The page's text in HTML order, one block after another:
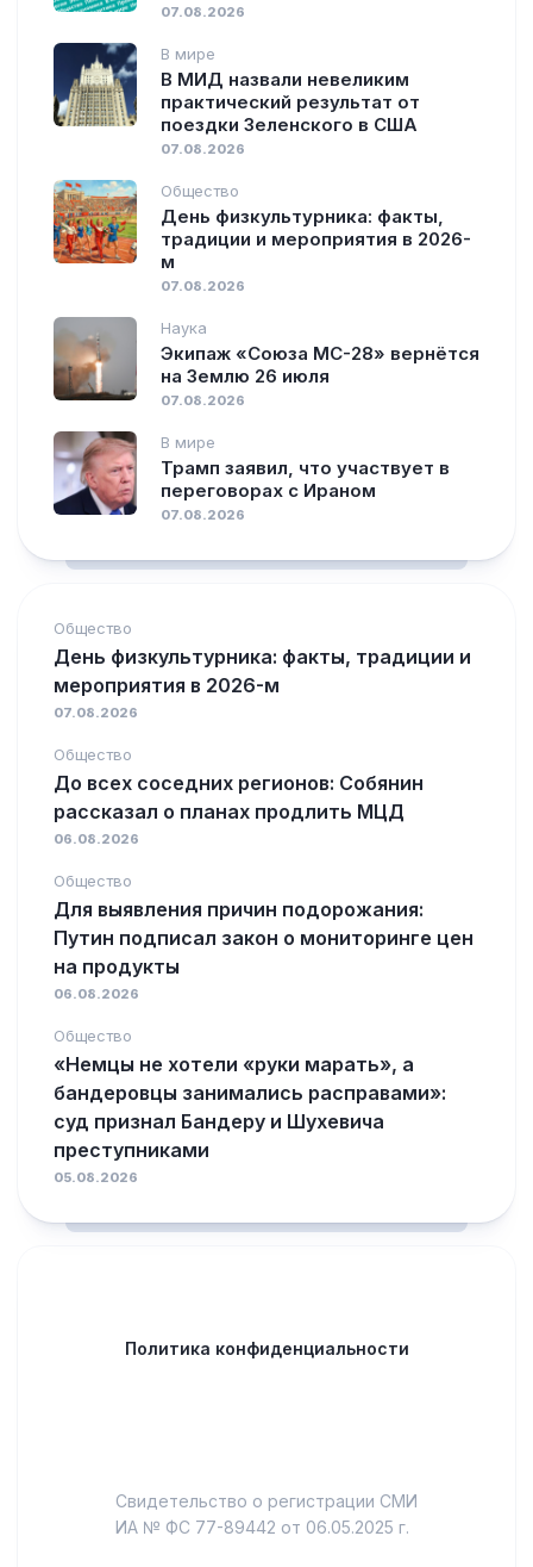
07.08.2026
В мире
В МИД назвали невеликим
практический результат от
поездки Зеленского в США
07.08.2026
Общество
День физкультурника: факты,
традиции и мероприятия в 2026-
м
07.08.2026
Наука
Экипаж «Союза МС-28» вернётся
на Землю 26 июля
07.08.2026
В мире
Трамп заявил, что участвует в
переговорах с Ираном
07.08.2026
Общество
День физкультурника: факты, традиции и
мероприятия в 2026-м
07.08.2026
Общество
До всех соседних регионов: Собянин
рассказал о планах продлить МЦД
06.08.2026
Общество
Для выявления причин подорожания:
Путин подписал закон о мониторинге цен
на продукты
06.08.2026
Общество
«Немцы не хотели «руки марать», а
бандеровцы занимались расправами»:
суд признал Бандеру и Шухевича
преступниками
05.08.2026
Политика конфиденциальности
Свидетельство о регистрации СМИ
ИА № ФС 77-89442 от 06.05.2025 г.